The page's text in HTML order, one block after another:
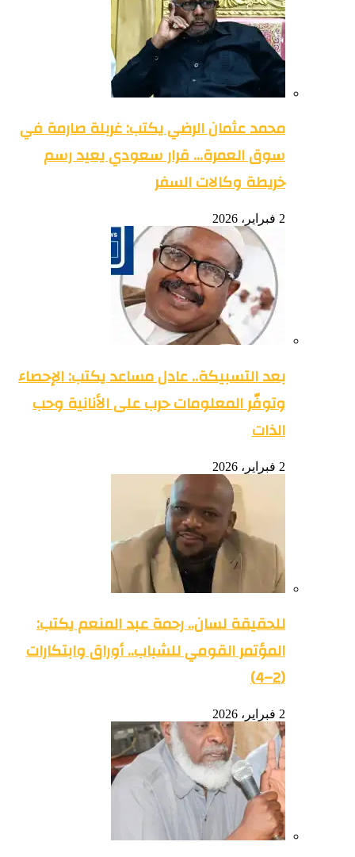
محمد عثمان الرضي يكتب: غربلة صارمة في
سوق العمرة… قرار سعودي يعيد رسم
خريطة وكالات السفر
2 فبراير، 2026
بعد التسبيكة.. عادل مساعد يكتب: الإحصاء
وتوفّر المعلومات حرب على الأنانية وحب
الذات
2 فبراير، 2026
للحقيقة لسان.. رحمة عبد المنعم يكتب:
المؤتمر القومي للشباب.. أوراق وابتكارات
(2–4)
2 فبراير، 2026